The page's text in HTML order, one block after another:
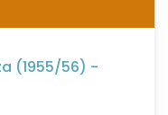
(1955/56) -